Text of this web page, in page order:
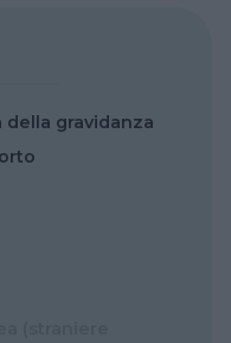
gravidanza